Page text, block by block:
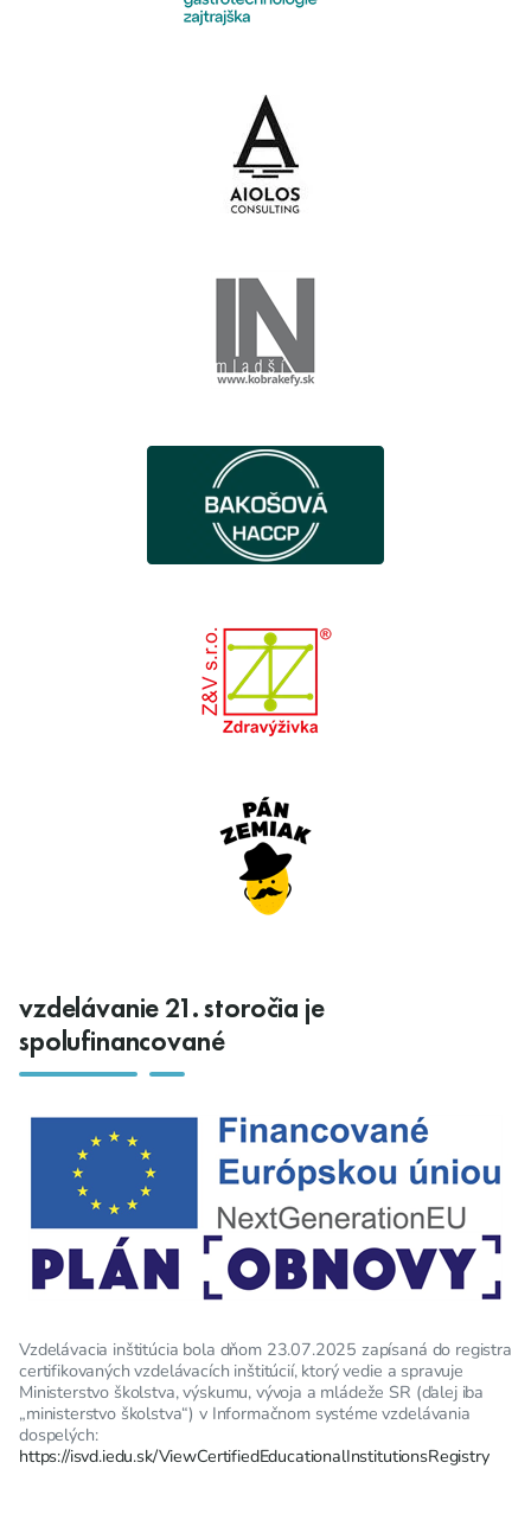
vzdelávanie 21. storočia je
spolufinancované
Vzdelávacia inštitúcia bola dňom 23.07.2025 zapísaná do registra
certifikovaných vzdelávacích inštitúcií, ktorý vedie a spravuje
Ministerstvo školstva, výskumu, vývoja a mládeže SR (ďalej iba
„ministerstvo školstva“) v Informačnom systéme vzdelávania
dospelých:
https://isvd.iedu.sk/ViewCertifiedEducationalInstitutionsRegistry